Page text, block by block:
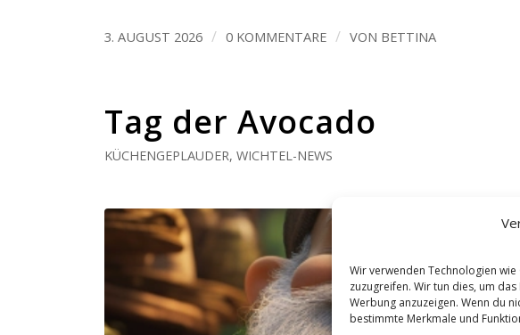
Wir verwenden Technologien
zuzugreifen. Wir tun dies, um
Werbung anzuzeigen. Wenn du
bestimmte Merkmale und
3. AUGUST 2026 / 0 KOMMENTARE / VON BETTINA
Tag der Avocado
KÜCHENGEPLAUDER,WICHTEL-NEWS